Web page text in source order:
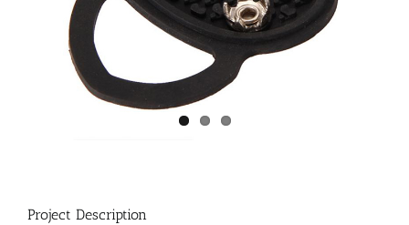
Project Description